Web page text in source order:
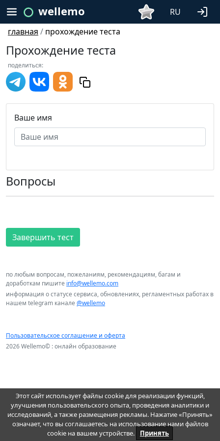
wellemo
RU
главная / прохождение теста
Прохождение теста
поделиться:
Ваше имя
Вопросы
Завершить тест
по любым вопросам, пожеланиям, рекомендациям, багам и
доработкам пишите info@wellemo.com
информация о статусе сервиса, обновлениях, регламентных работах в
нашем telegram канале @wellemo
Пользовательское соглашение и оферта
2026 Wellemo© : онлайн образование
Этот сайт использует файлы cookie для реализации функций,
улучшения пользовательского опыта, проведения аналитики и
исследований, а также размещения рекламы. Нажатие «Принять»
означает, что вы соглашаетесь на использование нами файлов
cookie на вашем устройстве.
Принять